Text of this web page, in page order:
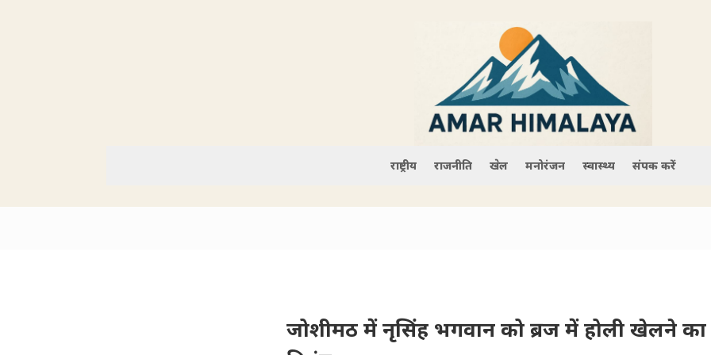
राष्ट्रीय राजनीति खेल मनोरंजन स्वास्थ्य संपर्क करें
जोशीमठ में नृसिंह भगवान को ब्रज में होली खेलने का